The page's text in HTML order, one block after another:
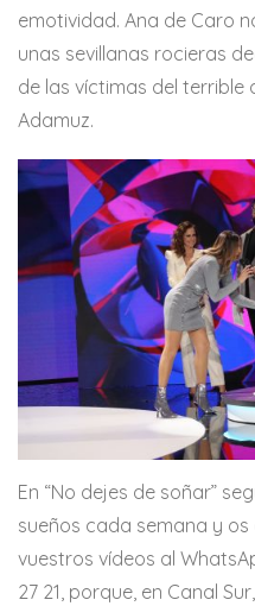
emotividad. Ana de Caro
unas sevillanas rocieras
de las víctimas del
Adamuz.
En “No dejes de soñar”
sueños cada semana y
vuestros vídeos al
27 21, porque, en Canal